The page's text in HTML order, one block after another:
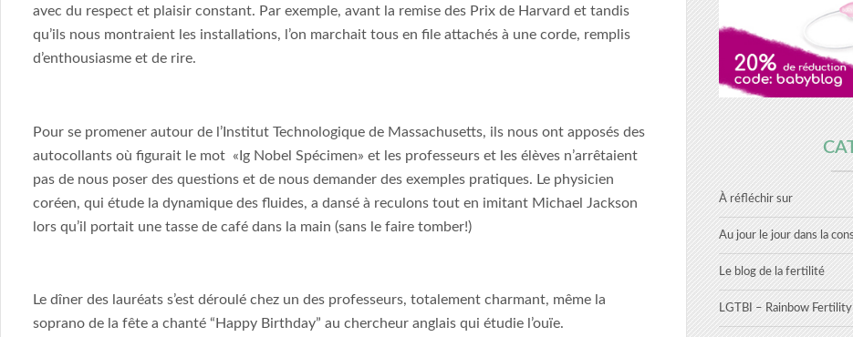
avec du respect et plaisir constant. Par exemple, avant la remise des Prix de Harvard et tandis
qu’ils nous montraient les installations, l’on marchait tous en file attachés à une corde, remplis
d’enthousiasme et de rire.
Pour se promener autour de l’Institut Technologique de Massachusetts, ils nous ont apposés des
autocollants où figurait le mot «Ig Nobel Spécimen» et les professeurs et les élèves n’arrêtaient
pas de nous poser des questions et de nous demander des exemples pratiques. Le physicien
coréen, qui étude la dynamique des fluides, a dansé à reculons tout en imitant Michael Jackson
lors qu’il portait une tasse de café dans la main (sans le faire tomber!)
Le dîner des lauréats s’est déroulé chez un des professeurs, totalement charmant, même la
soprano de la fête a chanté “Happy Birthday” au chercheur anglais qui étudie l’ouïe.
À réfléchir sur
Au jour le jour dans la
Le blog de la fertilité
LGTBI – Rainbow